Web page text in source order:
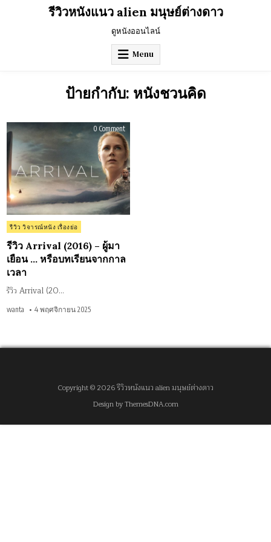
รีวิวหนังแนว alien มนุษย์ต่างดาว
ดูหนังออนไลน์
Menu
ป้ายกำกับ: หนังชวนคิด
0 Commenton
รีวิว
Arrival
(2016)
–
ผู้
มา
เยือน
…
หรือ
บท
เรียน
จาก
Posted
in
รีวิว วิจารณ์หนัง เรื่องย่อ
รีวิว Arrival (2016) – ผู้มา
เยือน … หรือบทเรียนจากกาล
เวลา
รีวิว Arrival (20…
wanta 4 พฤศจิกายน 2025
Copyright © 2026 รีวิวหนังแนว alien มนุษย์ต่างดาว
Design by ThemesDNA.com